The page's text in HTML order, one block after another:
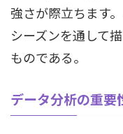
強さが際立ちます
シーズンを通して
ものである。
データ分析の重要